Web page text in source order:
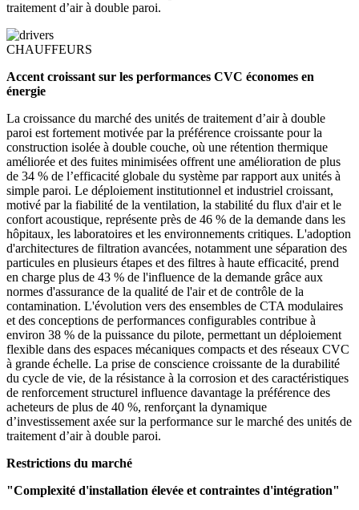
traitement d’air à double paroi.
CHAUFFEURS
Accent croissant sur les performances CVC économes en
énergie
La croissance du marché des unités de traitement d’air à double
paroi est fortement motivée par la préférence croissante pour la
construction isolée à double couche, où une rétention thermique
améliorée et des fuites minimisées offrent une amélioration de plus
de 34 % de l’efficacité globale du système par rapport aux unités à
simple paroi. Le déploiement institutionnel et industriel croissant,
motivé par la fiabilité de la ventilation, la stabilité du flux d'air et le
confort acoustique, représente près de 46 % de la demande dans les
hôpitaux, les laboratoires et les environnements critiques. L'adoption
d'architectures de filtration avancées, notamment une séparation des
particules en plusieurs étapes et des filtres à haute efficacité, prend
en charge plus de 43 % de l'influence de la demande grâce aux
normes d'assurance de la qualité de l'air et de contrôle de la
contamination. L'évolution vers des ensembles de CTA modulaires
et des conceptions de performances configurables contribue à
environ 38 % de la puissance du pilote, permettant un déploiement
flexible dans des espaces mécaniques compacts et des réseaux CVC
à grande échelle. La prise de conscience croissante de la durabilité
du cycle de vie, de la résistance à la corrosion et des caractéristiques
de renforcement structurel influence davantage la préférence des
acheteurs de plus de 40 %, renforçant la dynamique
d’investissement axée sur la performance sur le marché des unités de
traitement d’air à double paroi.
Restrictions du marché
"Complexité d'installation élevée et contraintes d'intégration"